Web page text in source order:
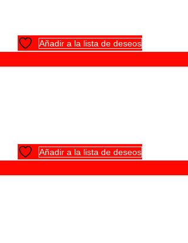
Añadir a la lista de deseos
Añadir a la lista de deseos